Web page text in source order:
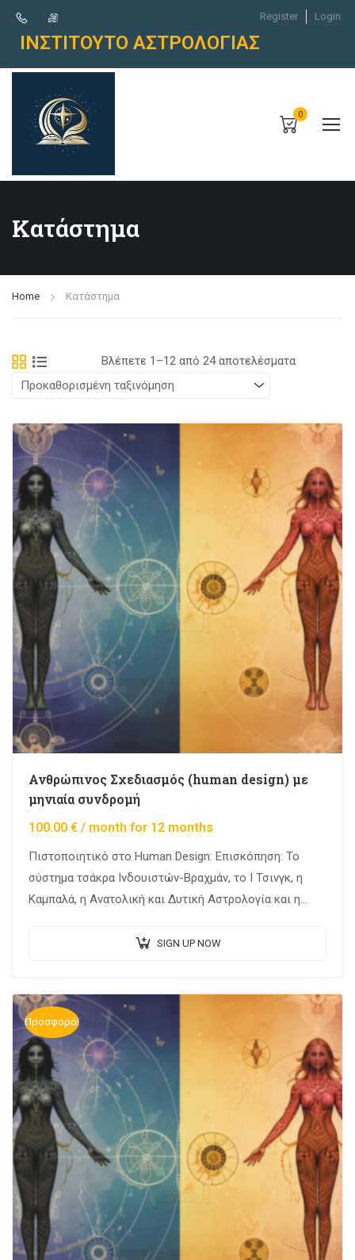
Register Login
ΙΝΣΤΙΤΟΥΤΟ ΑΣΤΡΟΛΟΓΙΑΣ
0
Κατάστημα
Home Κατάστημα
Βλέπετε 1–12 από 24 αποτελέσματα
Ανθρώπινος Σχεδιασμός (human design) με
μηνιαία συνδρομή
100.00 € / month for 12 months
Πιστοποιητικό στο Human Design: Επισκόπηση: Το
σύστημα τσάκρα Ινδουιστών-Βραχμάν, το Ι Τσινγκ, η
Καμπαλά, η Ανατολική και Δυτική Αστρολογία και η
Σχέδιο. Προσφέρει…
SIGN UP NOW
Προσφορά!